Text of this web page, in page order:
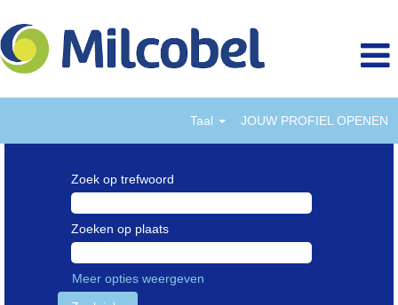
Taal JOUW PROFIEL OPENEN
Zoek op trefwoord
Zoeken op plaats
Meer opties weergeven